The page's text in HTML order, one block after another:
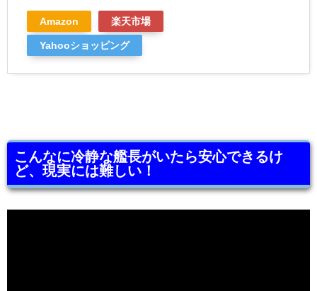
Amazon 楽天市場
Yahooショッピング
こんなに冷静な艦長がいたら安心できるけ
ど、現実には難しい！